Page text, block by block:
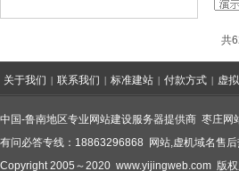
共
中国-鲁南地区专业网站建设服务器提供商 枣庄网
有问必答专线：18863296868 网站,虚机域名售
Copyright 2005～2020 www.yijingweb.com 版
关于我们 | 联系我们 | 标准建站 | 付款方式 | 虚